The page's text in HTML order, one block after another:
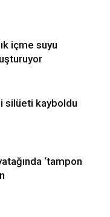
içme suyu
silüeti kayboldu
‘tampon